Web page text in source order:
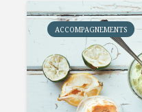
ACCOMPAGNEMENTS